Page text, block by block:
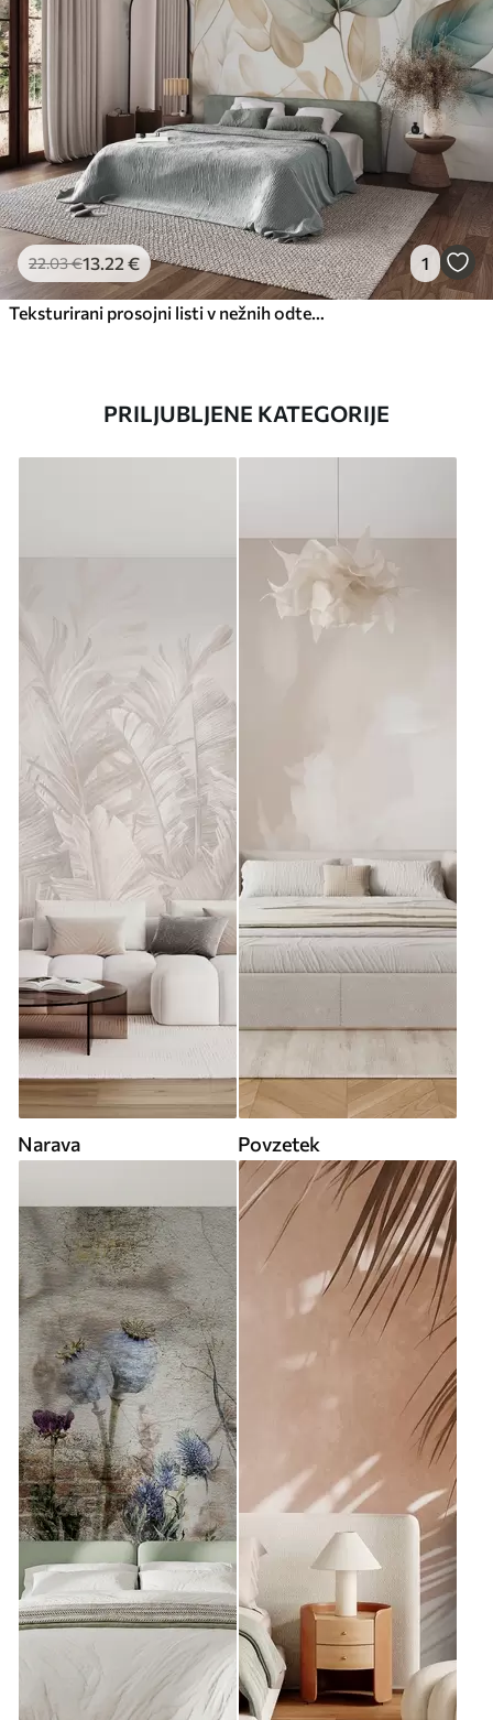
22.03€13 .22 € 1
PRILJUBLJENE KATEGORIJE
Narava Povzetek